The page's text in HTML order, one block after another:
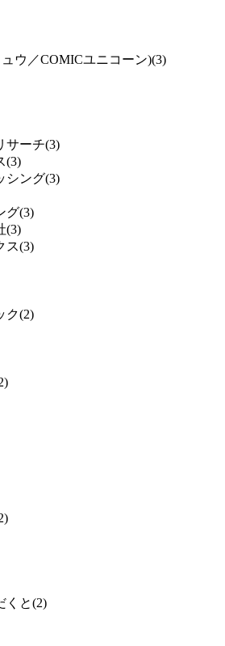
ウ／COMICユニコーン)(3)
サーチ(3)
(3)
シング(3)
グ(3)
(3)
ス(3)
ク(2)
)
)
くと(2)